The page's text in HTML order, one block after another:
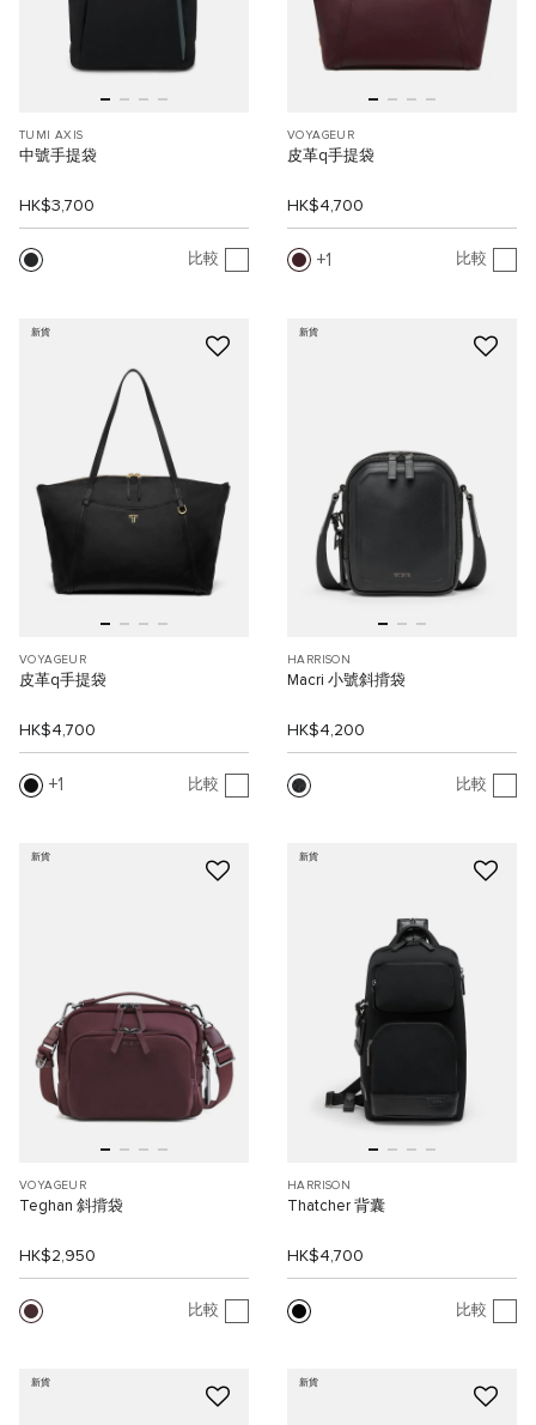
TUMI AXIS
中號手提袋
HK$3,700
比較
VOYAGEUR
皮革q手提袋
HK$4,700
1 比較
新貨
VOYAGEUR
皮革q手提袋
HK$4,700
1 比較
新貨
HARRISON
Macri 小號斜揹袋
HK$4,200
比較
新貨
VOYAGEUR
Teghan 斜揹袋
HK$2,950
比較
新貨
HARRISON
Thatcher 背囊
HK$4,700
比較
新貨 新貨